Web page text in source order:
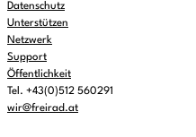
Datenschutz
Unterstützen
Netzwerk
Support
Öffentlichkeit
Tel. +43(0)512 560291
wir@freirad.at